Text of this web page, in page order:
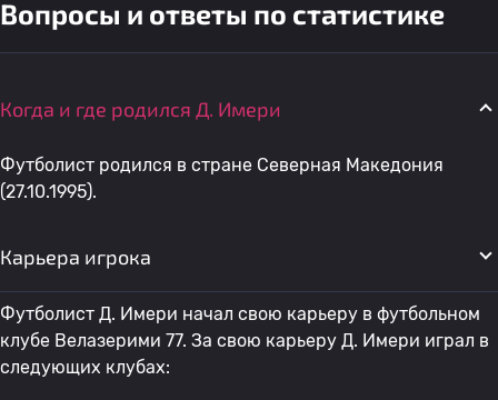
Вопросы и ответы по статистике
Когда и где родился Д. Имери
Футболист родился в стране Северная Македония
(27.10.1995).
Карьера игрока
Футболист Д. Имери начал свою карьеру в футбольном
клубе Велазерими 77. За свою карьеру Д. Имери играл в
следующих клубах: